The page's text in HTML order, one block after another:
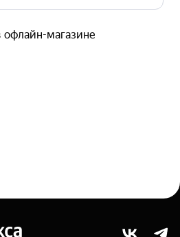
офлайн-магазине